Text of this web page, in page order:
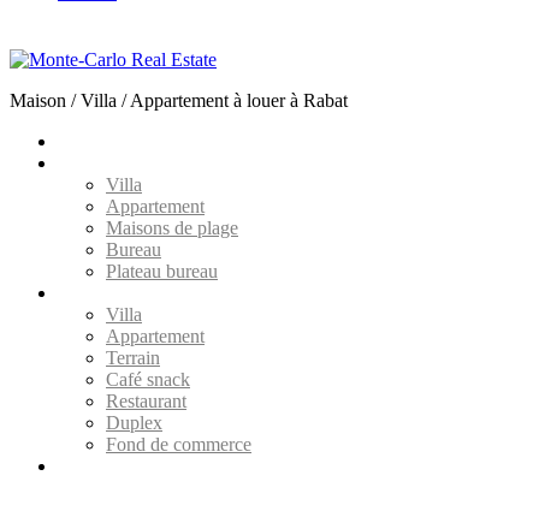
Maison / Villa / Appartement à louer à Rabat
Villa
Appartement
Maisons de plage
Bureau
Plateau bureau
Villa
Appartement
Terrain
Café snack
Restaurant
Duplex
Fond de commerce